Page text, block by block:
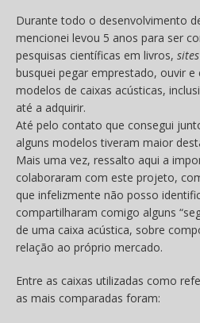
Durante todo o desenvolvimento
mencionei levou 5 anos para ser
pesquisas científicas em livros, sites
busquei pegar emprestado, ouvir e
modelos de caixas acústicas,
até a adquirir.
Até pelo contato que consegui
alguns modelos tiveram maior
Mais uma vez, ressalto aqui a
colaboraram com este projeto,
que infelizmente não posso
compartilharam comigo alguns
de uma caixa acústica, sobre
relação ao próprio mercado.
Entre as caixas utilizadas como
as mais comparadas foram: